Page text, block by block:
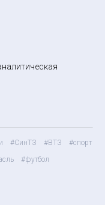
#СинТЗ #ВТЗ
#спорт
#футбол